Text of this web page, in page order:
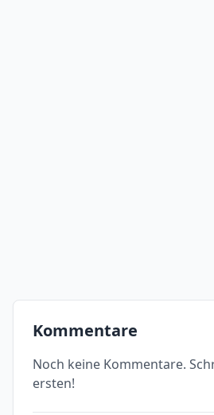
Kommentare
Noch keine Kommentare.
ersten!